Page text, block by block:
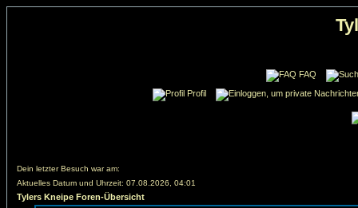
FAQ
Profil
Dein letzter Besuch war am:
Aktuelles Datum und Uhrzeit: 07.08.2026, 04:01
Tylers Kneipe Foren-Übersicht